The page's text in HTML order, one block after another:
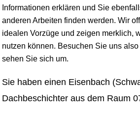
Informationen erklären und Sie
anderen Arbeiten finden werden. Wir
idealen Vorzüge und zeigen merklich,
nutzen können. Besuchen Sie uns
sehen Sie sich um.
Sie haben einen Eisenbach
Dachbeschichter aus dem Raum